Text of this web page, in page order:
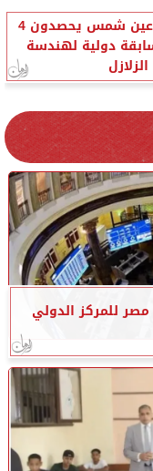
طلاب هندسة عين شمس يحصدون 4
دولية لهندسة
الزلازل
للمركز الدولي